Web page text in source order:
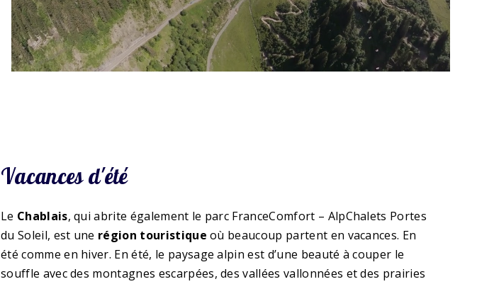
Vacances d'été
Le Chablais, qui abrite également le parc FranceComfort – AlpChalets Portes
du Soleil, est une région touristique où beaucoup partent en vacances. En
été comme en hiver. En été, le paysage alpin est d’une beauté à couper le
souffle avec des montagnes escarpées, des vallées vallonnées et des prairies